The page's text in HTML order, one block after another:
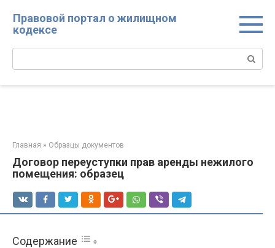
контенту
Правовой портал о жилищном
кодексе
Поиск:
Главная » Образцы документов
Договор переуступки прав аренды нежилого
помещения: образец
Содержание